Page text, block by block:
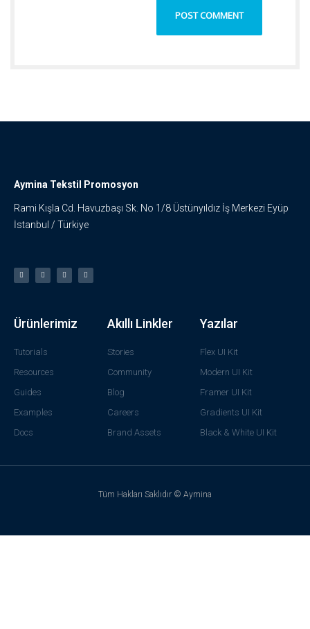
Aymina Tekstil Promosyon
Rami Kışla Cd. Havuzbaşı Sk. No 1/8 Üstünyıldız İş Merkezi Eyüp
İstanbul / Türkiye
Ürünlerimiz
Tutorials
Resources
Guides
Examples
Docs
Akıllı Linkler
Stories
Community
Blog
Careers
Brand Assets
Yazılar
Flex UI Kit
Modern UI Kit
Framer UI Kit
Gradients UI Kit
Black & White UI Kit
Tüm Hakları Saklıdır © Aymina